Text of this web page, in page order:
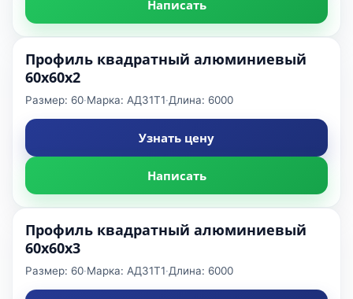
Написать
Профиль квадратный алюминиевый
60x60x2
Размер: 60·Марка: АД31Т1·Длина: 6000
Узнать цену
Написать
Профиль квадратный алюминиевый
60x60x3
Размер: 60·Марка: АД31Т1·Длина: 6000